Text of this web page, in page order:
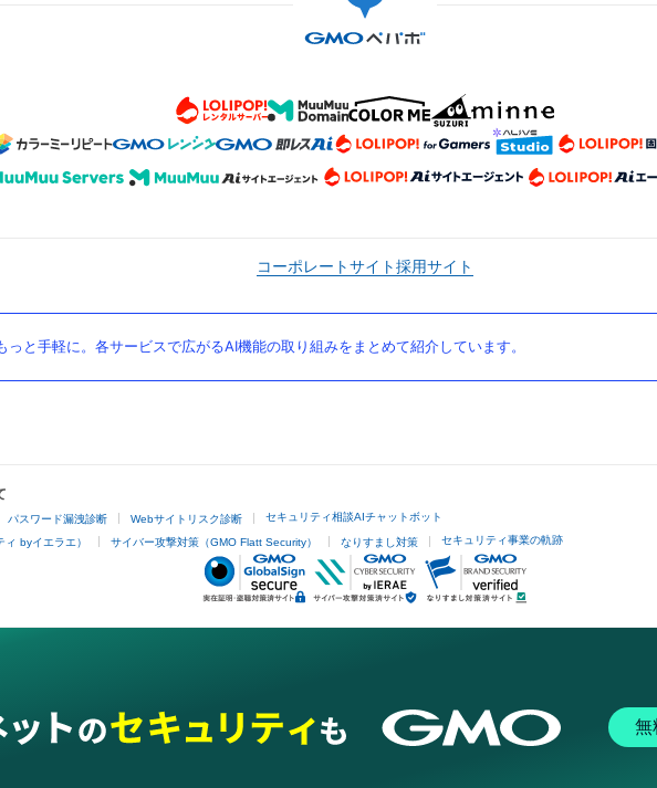
コーポレートサイト採用サイト
と手軽に。各サービスで広がるAI機能の取り組みをまとめて紹介しています。
パスワード漏洩診断 Webサイトリスク診断 セキュリティ相談AIチャットボット
byイエラエ） サイバー攻撃対策（GMO Flatt Security） なりすまし対策 セキュリティ事業の軌跡
無